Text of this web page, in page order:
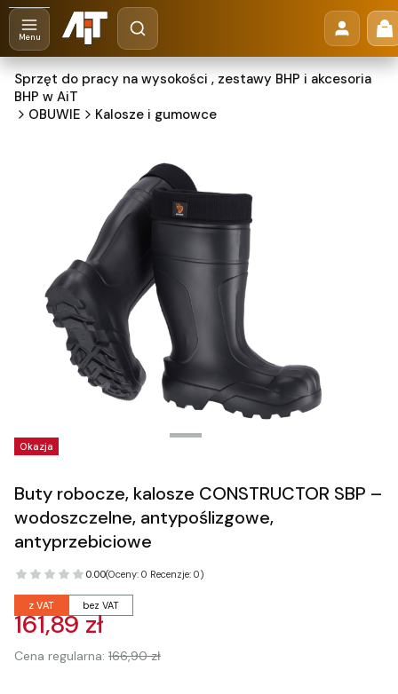
Otwórz wyszukiwarkę
Szukaj
Sprzęt do pracy na wysokości , zestawy BHP i akcesoria
BHP w AiT
OBUWIE
Kalosze i gumowce
Tagi produktu
Okazja
Buty robocze, kalosze CONSTRUCTOR SBP –
wodoszczelne, antypoślizgowe,
antyprzebiciowe
0.00(Oceny: 0 Recenzje: 0)
z VAT bez VAT
161,89 zł
Cena regularna: 166,90 zł
Menu